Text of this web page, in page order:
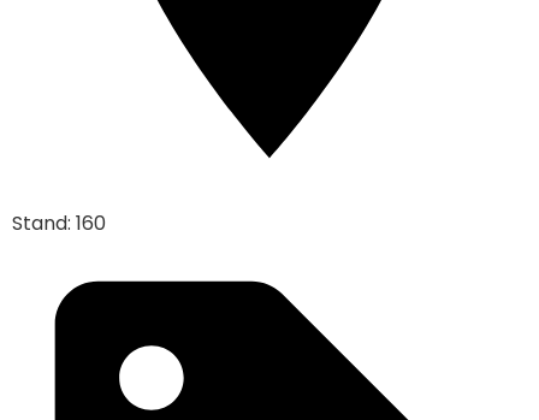
Stand: 160